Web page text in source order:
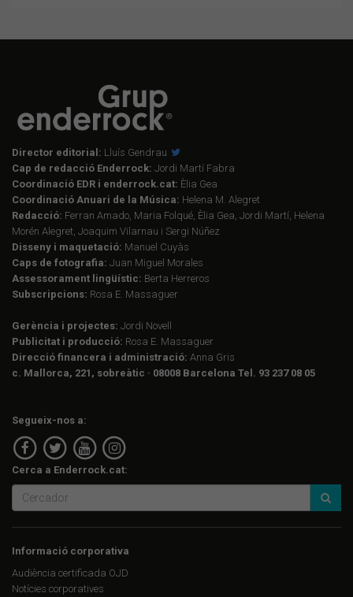
Director editorial: Lluís Gendrau
Cap de redacció Enderrock: Jordi Martí Fabra
Coordinació EDR i enderrock.cat: Èlia Gea
Coordinació Anuari de la Música: Helena M. Alegret
Redacció: Ferran Amado, Maria Folqué, Èlia Gea, Jordi Martí, Helena
Morén Alegret, Joaquim Vilarnau i Sergi Núñez
Disseny i maquetació: Manuel Cuyàs
Caps de fotografia: Juan Miguel Morales
Assessorament lingüístic: Berta Herreros
Subscripcions: Rosa E. Massaguer
Gerència i projectes: Jordi Novell
Publicitat i producció: Rosa E. Massaguer
Direcció financera i administració: Anna Gris
c. Mallorca, 221, sobreàtic · 08008 Barcelona Tel. 93 237 08 05
Segueix-nos a:
Cerca a Enderrock.cat:
Informació corporativa
Audiència certificada OJD
Notícies corporatives